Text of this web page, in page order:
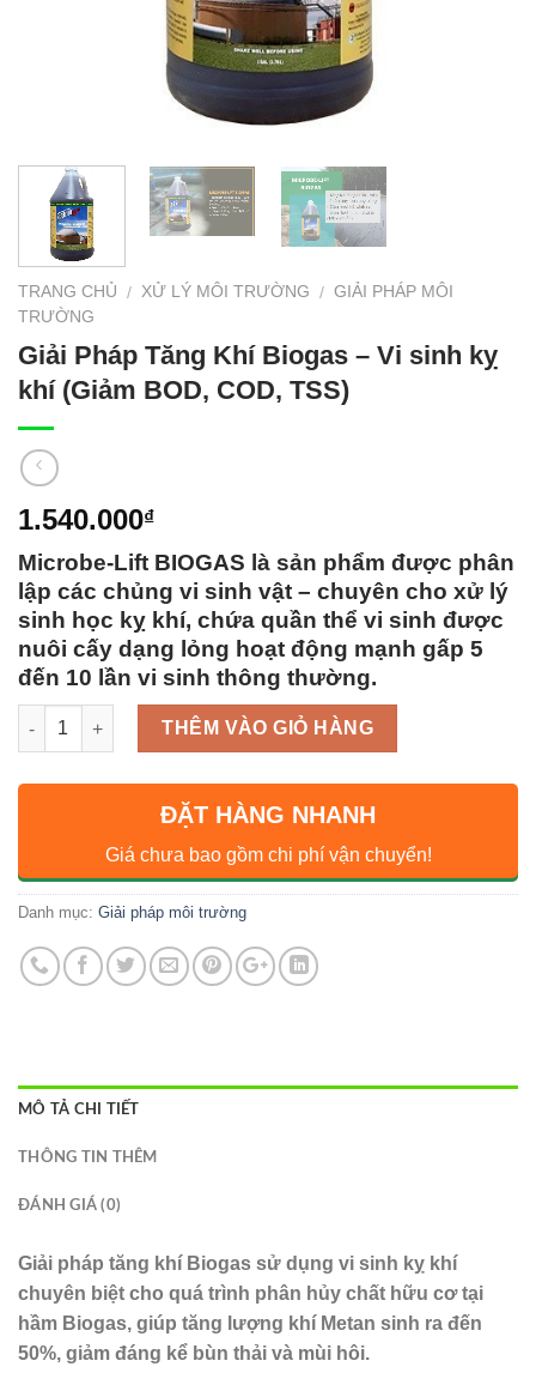
TRANG CHỦ / XỬ LÝ MÔI TRƯỜNG / GIẢI PHÁP MÔI
TRƯỜNG
Giải Pháp Tăng Khí Biogas – Vi sinh kỵ
khí (Giảm BOD, COD, TSS)
1.540.000₫
Microbe-Lift BIOGAS là sản phẩm được phân
lập các chủng vi sinh vật – chuyên cho xử lý
sinh học kỵ khí, chứa quần thể vi sinh được
nuôi cấy dạng lỏng hoạt động mạnh gấp 5
đến 10 lần vi sinh thông thường.
Số lượng THÊM VÀO GIỎ HÀNG
ĐẶT HÀNG NHANH
Giá chưa bao gồm chi phí vận chuyển!
Danh mục: Giải pháp môi trường
MÔ TẢ CHI TIẾT
THÔNG TIN THÊM
ĐÁNH GIÁ (0)
Giải pháp tăng khí Biogas sử dụng vi sinh kỵ khí
chuyên biệt cho quá trình phân hủy chất hữu cơ tại
hầm Biogas, giúp tăng lượng khí Metan sinh ra đến
50%, giảm đáng kể bùn thải và mùi hôi.